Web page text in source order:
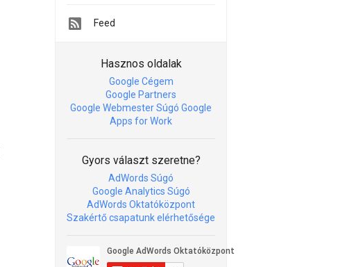
Feed
Hasznos oldalak
Google Cégem
Google Partners
Google Webmester Súgó Google
Apps for Work
Gyors választ szeretne?
AdWords Súgó
Google Analytics Súgó
AdWords Oktatóközpont
Szakértő csapatunk elérhetősége